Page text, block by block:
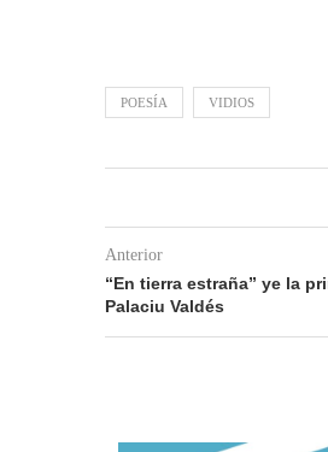
POESÍA VIDIOS
Anterior
“En tierra estraña” ye la
Palaciu Valdés